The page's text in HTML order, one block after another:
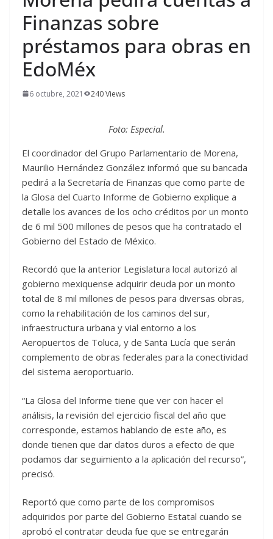
Finanzas sobre
préstamos para obras en
EdoMéx
6 octubre, 2021 240 Views
Foto: Especial.
El coordinador del Grupo Parlamentario de Morena,
Maurilio Hernández González informó que su bancada
pedirá a la Secretaría de Finanzas que como parte de
la Glosa del Cuarto Informe de Gobierno explique a
detalle los avances de los ocho créditos por un monto
de 6 mil 500 millones de pesos que ha contratado el
Gobierno del Estado de México.
Recordó que la anterior Legislatura local autorizó al
gobierno mexiquense adquirir deuda por un monto
total de 8 mil millones de pesos para diversas obras,
como la rehabilitación de los caminos del sur,
infraestructura urbana y vial entorno a los
Aeropuertos de Toluca, y de Santa Lucía que serán
complemento de obras federales para la conectividad
del sistema aeroportuario.
“La Glosa del Informe tiene que ver con hacer el
análisis, la revisión del ejercicio fiscal del año que
corresponde, estamos hablando de este año, es
donde tienen que dar datos duros a efecto de que
podamos dar seguimiento a la aplicación del recurso”,
precisó.
Reportó que como parte de los compromisos
adquiridos por parte del Gobierno Estatal cuando se
aprobó el contratar deuda fue que se entregarán